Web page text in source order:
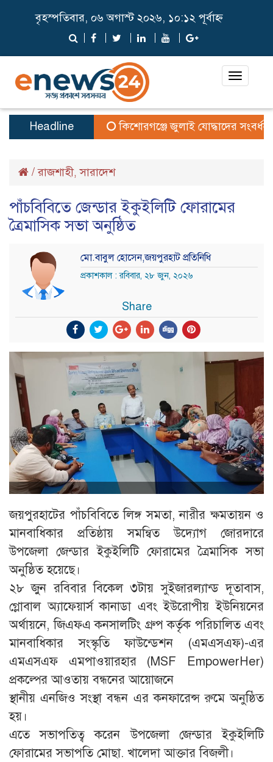
বৃহস্পতিবার, ০৬ অগাস্ট ২০২৬, ১০:১২ পূর্বাহ্ন
Toggle
Headline কিশোরগঞ্জে জুলাই যোদ্ধাদের সংবর্ধনা,
/রাজশাহী,সারাদেশ
পাঁচবিবিতে জেন্ডার ইকুইলিটি ফোরামের
ত্রৈমাসিক সভা অনুষ্ঠিত
মো.বাবুল হোসেন,জয়পুরহাট প্রতিনিধি
প্রকাশকাল : রবিবার, ২৮ জুন, ২০২৬
Share
জয়পুরহাটের পাঁচবিবিতে লিঙ্গ সমতা, নারীর ক্ষমতায়ন ও
মানবাধিকার প্রতিষ্ঠায় সমন্বিত উদ্যোগ জোরদারে
উপজেলা জেন্ডার ইকুইলিটি ফোরামের ত্রৈমাসিক সভা
অনুষ্ঠিত হয়েছে।
২৮ জুন রবিবার বিকেল ৩টায় সুইজারল্যান্ড দূতাবাস,
গ্লোবাল অ্যাফেয়ার্স কানাডা এবং ইউরোপীয় ইউনিয়নের
অর্থায়নে, জিএফএ কনসালটিং গ্রুপ কর্তৃক পরিচালিত এবং
মানবাধিকার সংস্কৃতি ফাউন্ডেশন (এমএসএফ)-এর
এমএসএফ এমপাওয়ারহার (MSF EmpowerHer)
প্রকল্পের আওতায় বন্ধনের আয়োজনে
স্থানীয় এনজিও সংস্থা বন্ধন এর কনফারেন্স রুমে অনুষ্ঠিত
হয়।
এতে সভাপতিত্ব করেন উপজেলা জেন্ডার ইকুইলিটি
ফোরামের সভাপতি মোছা. খালেদা আক্তার বিজলী।